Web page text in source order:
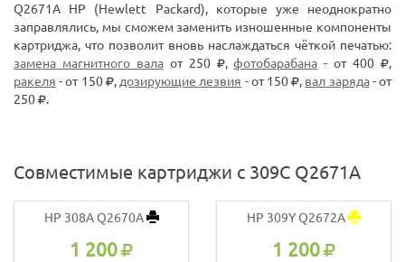
Q2671A HP (Hewlett Packard), которые уже неоднократно
заправлялись, мы сможем заменить изношенные компоненты
картриджа, что позволит вновь наслаждаться чёткой печатью:
замена магнитного валаот 250 ,фотобарабана - от 400
,
ракеля - от 150 ,дозирующие лезвия - от 150 , вал заряда- от
250
.
Совместимые картриджи с 309C Q2671A
HP 308A Q2670A
1 200
HP 309Y Q2672A
1 200